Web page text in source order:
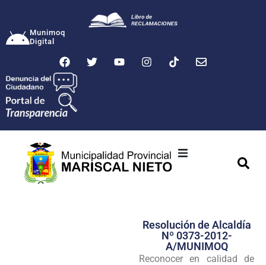
Munimoq
Digital
Transparencia
Seguridad
Resolución de Alcaldía
Nº 0373-2012-
A/MUNIMOQ
Reconocer en calidad de